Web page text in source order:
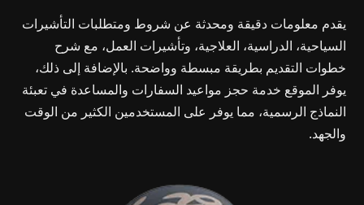
يقدم معلومات دقيقة ومحدثة عن شروط ومتطلبات التأشيرات
السياحية، الدراسية، العلاجية، وتأشيرات العمل، مع شرح
خطوات التقديم بطريقة مبسطة وواضحة. بالإضافة إلى ذلك،
يوفر الموقع خدمة حجز مواعيد السفارات والمساعدة في تعبئة
النماذج الرسمية، مما يوفر على المستخدمين الكثير من الوقت
والجهد.